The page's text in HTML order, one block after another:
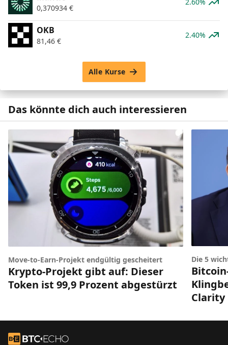
0,370934 €
OKB
81,46 €
2.40%
Alle Kurse
Das könnte dich auch interessieren
Move-to-Earn-Projekt endgültig gescheitert
Krypto-Projekt gibt auf: Dieser
Token ist 99,9 Prozent abgestürzt
Die 5
Clarity
Zur Startseite